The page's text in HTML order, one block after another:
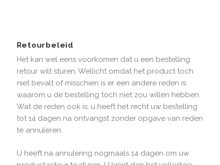
Retourbeleid
Het kan wel eens voorkomen dat u een bestelling
retour wilt sturen. Wellicht omdat het product toch
niet bevalt of misschien is er een andere reden is
waarom u de bestelling toch niet zou willen hebben.
Wat de reden ook is, u heeft het recht uw bestelling
tot 14 dagen na ontvangst zonder opgave van reden
te annuleren.
U heeft na annulering nogmaals 14 dagen om uw